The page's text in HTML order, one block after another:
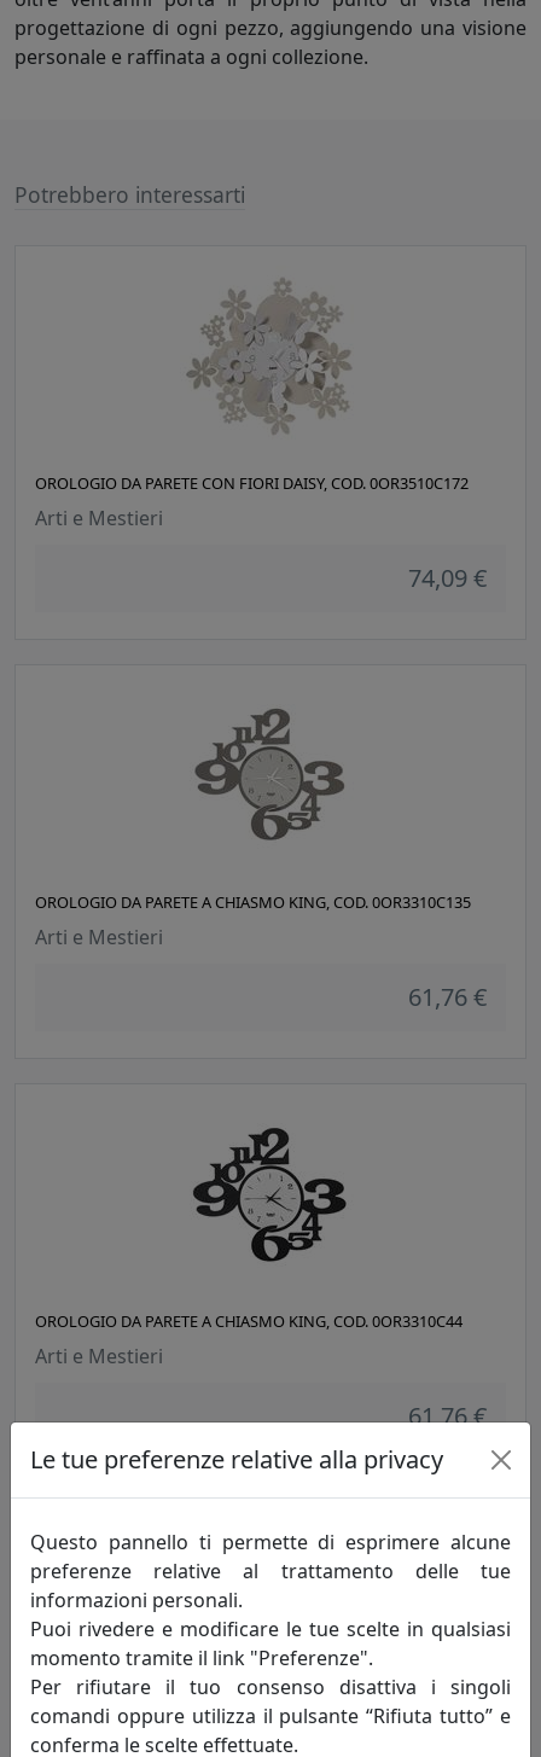
progettazione di ogni pezzo, aggiungendo una visione
personale e raffinata a ogni collezione.
Potrebbero interessarti
OROLOGIO DA PARETE CON FIORI DAISY, COD. 0OR3510C172
Arti e Mestieri
74,09 €
OROLOGIO DA PARETE A CHIASMO KING, COD. 0OR3310C135
Arti e Mestieri
61,76 €
OROLOGIO DA PARETE A CHIASMO KING, COD. 0OR3310C44
Arti e Mestieri
61,76 €
OROLOGIO PAPILLON, COD. 0OR3220C26
Le tue preferenze relative alla privacy
Questo pannello ti permette di esprimere alcune
preferenze relative al trattamento delle tue
informazioni personali.
Puoi rivedere e modificare le tue scelte in qualsiasi
momento tramite il link "Preferenze".
Per rifiutare il tuo consenso disattiva i singoli
comandi oppure utilizza il pulsante “Rifiuta tutto” e
conferma le scelte effettuate.